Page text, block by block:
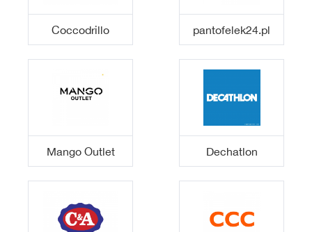
Coccodrillo pantofelek24.pl
Mango Outlet Dechatlon